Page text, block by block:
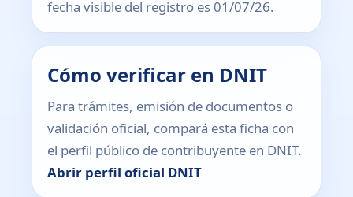
fecha visible del registro es 01/07/26.
Cómo verificar en DNIT
Para trámites, emisión de documentos o
validación oficial, compará esta ficha con
el perfil público de contribuyente en DNIT.
Abrir perfil oficial DNIT